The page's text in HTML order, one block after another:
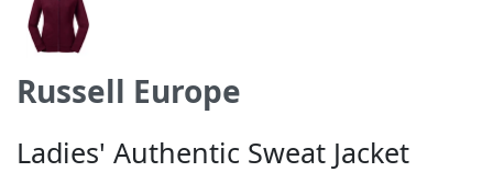
Russell Europe
Ladies' Authentic Sweat Jacket